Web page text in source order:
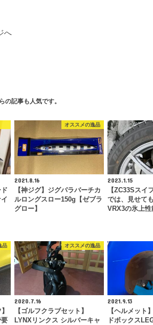
へ
の記事も人気です。
オススメの逸品
2021.8.16
【神ジグ】ジグパラバーチカ
ルロングスロー150g【ゼブラ
グロー】
2023.1.15
【ZC33Sスイ
では、見せて
VRX3の氷上
品 オススメの逸品
2020.7.16
【ゴルフクラブセット】
LYNXリンクス シルバーキャ
2021.9.13
【ヘルメット
ドボックス